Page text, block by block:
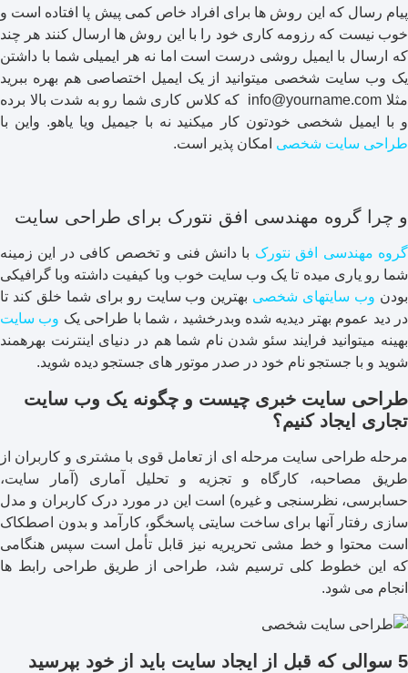
پیام رسال که این روش ها برای افراد خاص کمی پیش پا افتاده است و
خوب نیست که رزومه کاری خود را با این روش ها ارسال کنند هر چند
که ارسال با ایمیل روشی درست است اما نه هر ایمیلی شما با داشتن
یک وب سایت شخصی میتوانید از یک ایمیل اختصاصی هم بهره ببرید
مثلا info@yourname.com که کلاس کاری شما رو به شدت بالا برده
و با ایمیل شخصی خودتون کار میکنید نه با جیمیل ویا یاهو. واین با
طراحی سایت شخصی امکان پذیر است.
و چرا گروه مهندسی افق نتورک برای طراحی سایت
گروه مهندسی افق نتورک با دانش فنی و تخصص کافی در این زمینه
شما رو یاری میده تا یک وب سایت خوب وبا کیفیت داشته وبا گرافیکی
بودن وب سایتهای شخصی بهترین وب سایت رو برای شما خلق کند تا
در دید عموم بهتر دیدیه شده وبدرخشید ، شما با طراحی یک وب سایت
بهینه میتوانید فرایند سئو شدن نام شما هم در دنیای اینترنت بهرهمند
شوید و با جستجو نام خود در صدر موتور های جستجو دیده شوید.
طراحی سایت خبری چیست و چگونه یک وب سایت
تجاری ایجاد کنیم؟
مرحله طراحی سایت مرحله ای از تعامل قوی با مشتری و کاربران از
طریق مصاحبه، کارگاه و تجزیه و تحلیل آماری (آمار سایت،
حسابرسی، نظرسنجی و غیره) است این در مورد درک کاربران و مدل
سازی رفتار آنها برای ساخت سایتی پاسخگو، کارآمد و بدون اصطکاک
است محتوا و خط مشی تحریریه نیز قابل تأمل است سپس هنگامی
که این خطوط کلی ترسیم شد، طراحی از طریق طراحی رابط ها
انجام می شود.
5 سوالی که قبل از ایجاد سایت باید از خود بپرسید